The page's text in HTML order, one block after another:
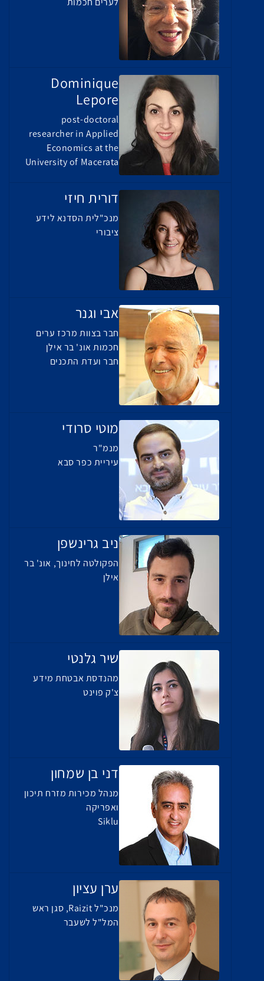
Dominique
Lepore
post-doctoral
researcher in Applied
Economics at the
University of Macerata
דורית חיזי
מנכ"לית הסדנא לידע
ציבורי
אבי וגנר
חבר בצוות מרכז ערים
חכמות אונ' בר אילן
חבר ועדת התכנים
מוטי סרודי
מנמ"ר
עיריית כפר סבא
ניב גרינשפן
הפקולטה לחינוך, אונ' בר
אילן
שיר גלנטי
מהנדסת אבטחת מידע
צ'ק פוינט
דני בן שמחון
מנהל מכירות מזרח תיכון
ואפריקה
Siklu
ערן עציון
מנכ"ל Raizit, סגן ראש
המל"ל לשעבר